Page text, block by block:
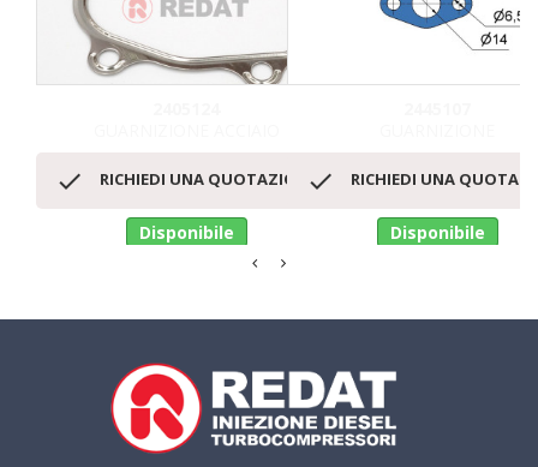
 RICHIEDI UNA QUOTAZIONE
Disponibile
 RICHIEDI UNA
Disponibile